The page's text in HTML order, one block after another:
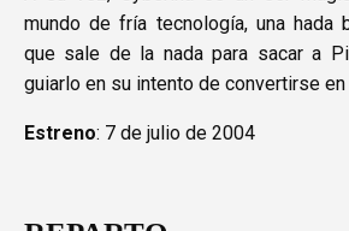
mundo de fría tecnología, una hada
que sale de la nada para sacar a
guiarlo en su intento de convertirse en
Estreno: 7 de julio de 2004